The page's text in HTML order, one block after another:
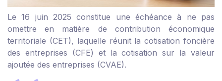
Le 16 juin 2025 constitue une échéance à ne pas
omettre en matière de contribution économique
territoriale (CET), laquelle réunit la cotisation foncière
des entreprises (CFE) et la cotisation sur la valeur
ajoutée des entreprises (CVAE).